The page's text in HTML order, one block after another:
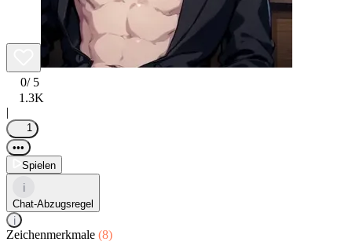
0/ 5
1.3K
|
1
•••
Spielen
i
Chat-Abzugsregel
i
Zeichenmerkmale (8)